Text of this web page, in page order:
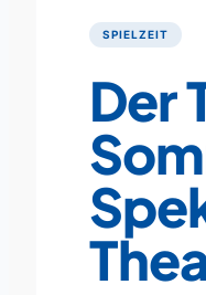
SPIELZEIT
Der